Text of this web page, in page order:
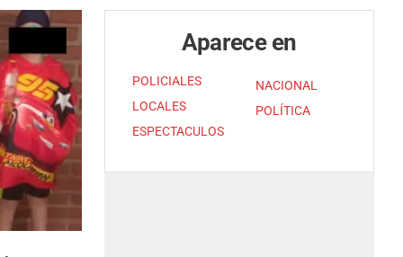
Aparece en
POLICIALES
LOCALES
ESPECTACULOS
NACIONAL
POLÍTICA